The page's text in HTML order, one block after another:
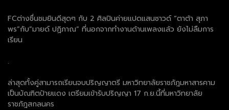
FCต่างชื่นชมยินดีสุดๆ กับ 2 ศิลปินค่ายแปดแสนซาวด์ “ตาต้า สุภา
พร”กับ”มายด์ ปฏิภาณ” ที่นอกจากทำงานด้านเพลงแล้ว ยังไม่ลืมการ
เรียน
.
ล่าสุดทั้งคู่สามารถเรียนจบปริญญาตรี มหาวิทยาลัยราชภัฎมหาสารคาม
เป็นบัณฑิตป้ายแดง เตรียมเข้ารับปริญญา 17 ก.ย.นี้ที่มหาวิทยาลัย
ราชภัฎสกลนคร